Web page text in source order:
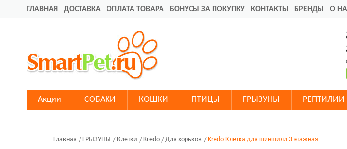
ГЛАВНАЯ ДОСТАВКА ОПЛАТА ТОВАРА БОНУСЫ ЗА ПОКУПКУ КОНТАКТЫ БРЕНДЫ О
Акции СОБАКИ КОШКИ ПТИЦЫ ГРЫЗУНЫ РЕПТИЛИИ
Главная ГРЫЗУНЫ Клетки Kredo Для хорьков Kredo Клетка для шиншилл 3-этажная